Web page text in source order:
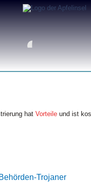
hat Vorteile und ist
Trojaner